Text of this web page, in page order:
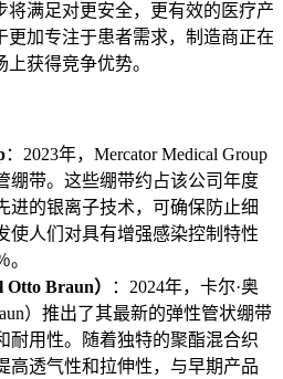
将满足对更安全，更有效的医疗产
更加专注于患者需求，制造商正在
获得竞争优势。
：2023年，Mercator Medical Group
绷带。这些绷带约占该公司年度
进的银离子技术，可确保防止细
使人们对具有增强感染控制特性
Braun）
：2024年，卡尔·奥
）推出了其最新的弹性管状绷带
耐用性。随着独特的聚酯混合织
高透气性和拉伸性，与早期产品